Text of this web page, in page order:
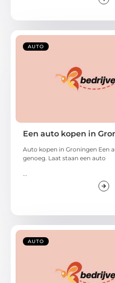
AUTO
Een auto kopen in
Auto kopen in Groningen Een
genoeg. Laat staan een auto
...
AUTO